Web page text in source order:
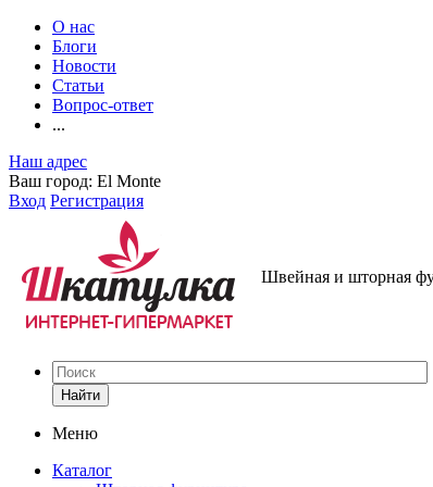
О нас
Блоги
Новости
Статьи
Вопрос-ответ
...
Наш адрес
Ваш город: El Monte
Вход Регистрация
Швейная и шторная
Найти
Меню
Каталог